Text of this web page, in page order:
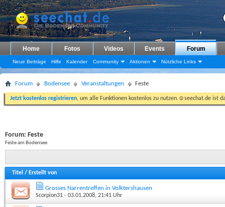
Home Fotos Videos Events Forum
Neue Beiträge Hilfe Kalender Community Aktionen Nützliche Links
Forum Bodensee Veranstaltungen Feste
Jetzt kostenlos registrieren, um alle Funktionen kostenlos zu nutzen.☺seechat.de ist
Forum: Feste
Feste am Bodensee
Titel / Erstellt von
Grosses Narrentreffen in Volktershausen
Scorpion31 - 03.01.2008, 21:41 Uhr